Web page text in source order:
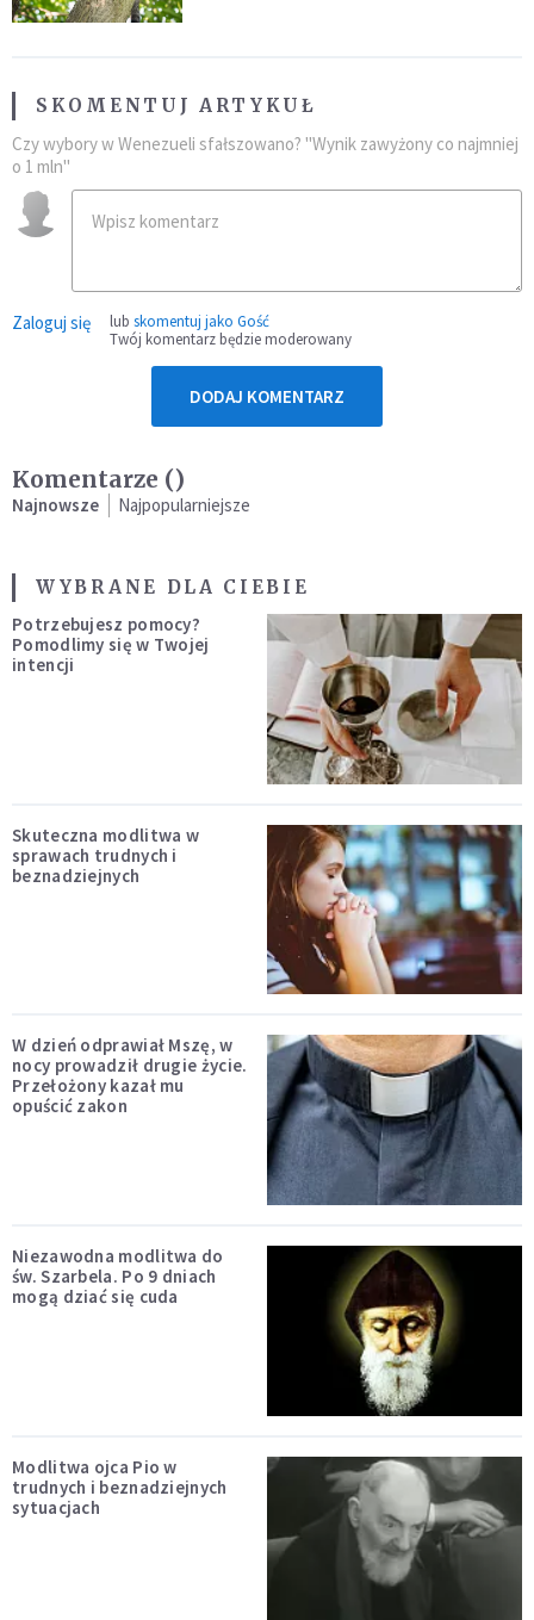
SKOMENTUJ ARTYKUŁ
Czy wybory w Wenezueli sfałszowano? "Wynik zawyżony co najmniej
o 1 mln"
Zaloguj się lub skomentuj jako Gość
Twój komentarz będzie moderowany
DODAJ KOMENTARZ
Komentarze ()
Najnowsze Najpopularniejsze
WYBRANE DLA CIEBIE
Potrzebujesz pomocy?
Pomodlimy się w Twojej
intencji
Skuteczna modlitwa w
sprawach trudnych i
beznadziejnych
W dzień odprawiał Mszę, w
nocy prowadził drugie życie.
Przełożony kazał mu
opuścić zakon
Niezawodna modlitwa do
św. Szarbela. Po 9 dniach
mogą dziać się cuda
Modlitwa ojca Pio w
trudnych i beznadziejnych
sytuacjach